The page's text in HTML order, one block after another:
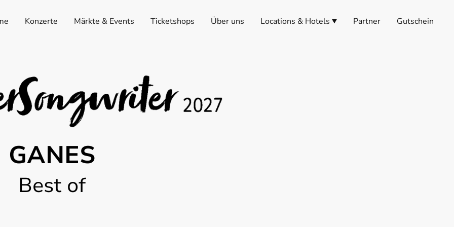
Konzerte Märkte & Events Ticketshops Über uns Locations & Hotels Partner Gutschein
GANES
Best of